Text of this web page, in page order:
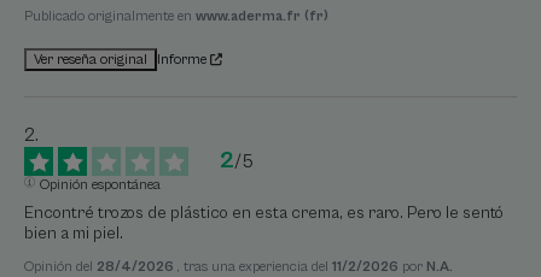
Publicado originalmente en www.aderma.fr (fr)
Ver reseña original Informe
2/5
Opinión espontánea
Encontré trozos de plástico en esta crema, es raro. Pero le sentó
bien a mi piel.
Opinión del 28/4/2026 , tras una experiencia del 11/2/2026 por N.A.